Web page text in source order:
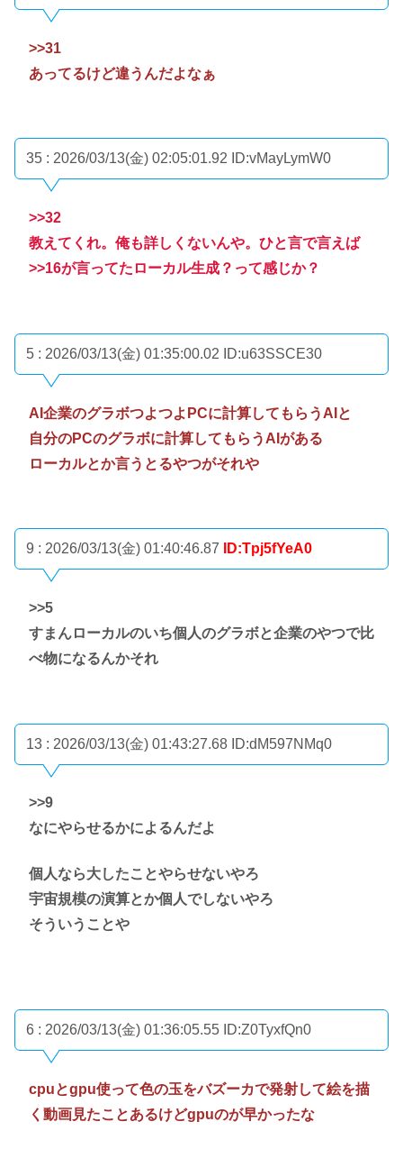
>>31
あってるけど違うんだよなぁ
35 : 2026/03/13(金) 02:05:01.92 ID:vMayLymW0
>>32
教えてくれ。俺も詳しくないんや。ひと言で言えば
>>16が言ってたローカル生成？って感じか？
5 : 2026/03/13(金) 01:35:00.02 ID:u63SSCE30
AI企業のグラボつよつよPCに計算してもらうAIと
自分のPCのグラボに計算してもらうAIがある
ローカルとか言うとるやつがそれや
9 : 2026/03/13(金) 01:40:46.87 ID:Tpj5fYeA0
>>5
すまんローカルのいち個人のグラボと企業のやつで比
べ物になるんかそれ
13 : 2026/03/13(金) 01:43:27.68 ID:dM597NMq0
>>9
なにやらせるかによるんだよ
個人なら大したことやらせないやろ
宇宙規模の演算とか個人でしないやろ
そういうことや
6 : 2026/03/13(金) 01:36:05.55 ID:Z0TyxfQn0
cpuとgpu使って色の玉をバズーカで発射して絵を描
く動画見たことあるけどgpuのが早かったな